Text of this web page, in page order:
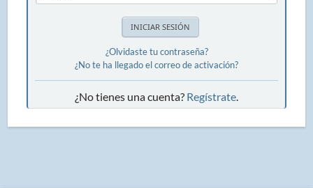
¿Olvidaste tu contraseña?
¿No te ha llegado el correo de activación?
¿No tienes una cuenta? Regístrate